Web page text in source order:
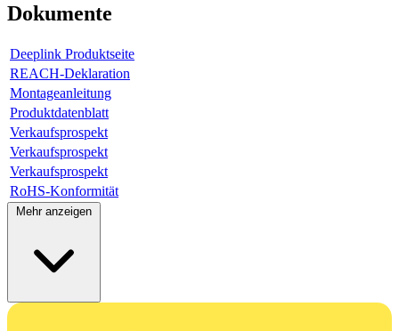
Dokumente
Deeplink Produktseite
REACH-Deklaration
Montageanleitung
Produktdatenblatt
Verkaufsprospekt
Verkaufsprospekt
Verkaufsprospekt
RoHS-Konformität
Mehr anzeigen